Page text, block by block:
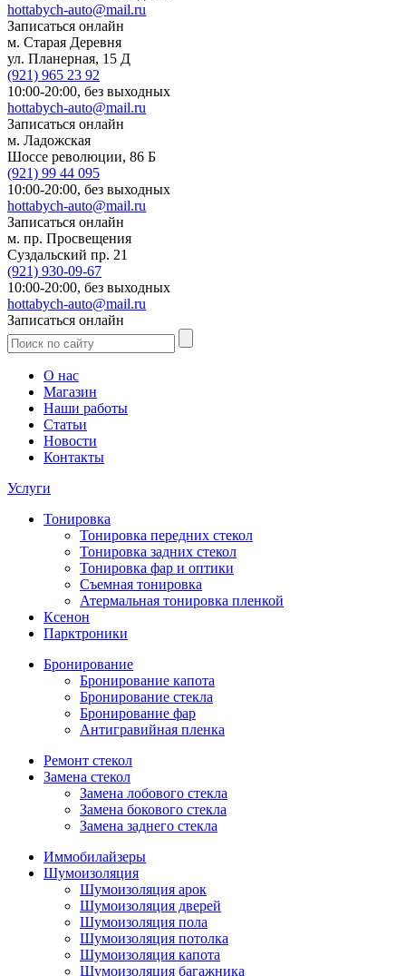
hottabych-auto@mail.ru
Записаться онлайн
м. Старая Деревня
ул. Планерная, 15 Д
(921) 965 23 92
10:00-20:00, без выходных
hottabych-auto@mail.ru
Записаться онлайн
м. Ладожская
Шоссе революции, 86 Б
(921) 99 44 095
10:00-20:00, без выходных
hottabych-auto@mail.ru
Записаться онлайн
м. пр. Просвещения
Суздальский пр. 21
(921) 930-09-67
10:00-20:00, без выходных
hottabych-auto@mail.ru
Записаться онлайн
О нас
Магазин
Наши работы
Статьи
Новости
Контакты
Услуги
Тонировка
Тонировка передних стекол
Тонировка задних стекол
Тонировка фар и оптики
Съемная тонировка
Атермальная тонировка пленкой
Ксенон
Парктроники
Бронирование
Бронирование капота
Бронирование стекла
Бронирование фар
Антигравийная пленка
Ремонт стекол
Замена стекол
Замена лобового стекла
Замена бокового стекла
Замена заднего стекла
Иммобилайзеры
Шумоизоляция
Шумоизоляция арок
Шумоизоляция дверей
Шумоизоляция пола
Шумоизоляция потолка
Шумоизоляция капота
Шумоизоляция багажника